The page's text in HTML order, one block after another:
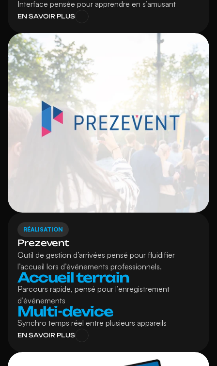
Interface pensée pour apprendre en s’amusant
EN SAVOIR PLUS
RÉALISATION
Prezevent
Outil de gestion d’arrivées pensé pour fluidifier
l’accueil lors d’événements professionnels.
Accueil terrain
Parcours rapide, pensé pour l’enregistrement
d’événements
Multi-device
Synchro temps réel entre plusieurs appareils
EN SAVOIR PLUS